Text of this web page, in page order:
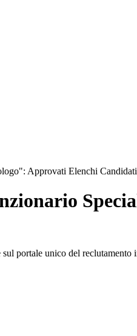
Approvati Elenchi
portale unico del